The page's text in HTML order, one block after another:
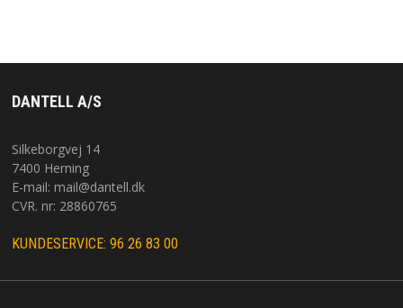
DANTELL A/S
Silkeborgvej 14
7400 Herning
E-mail: mail@dantell.dk
CVR. nr: 28860765
KUNDESERVICE: 96 26 83 00